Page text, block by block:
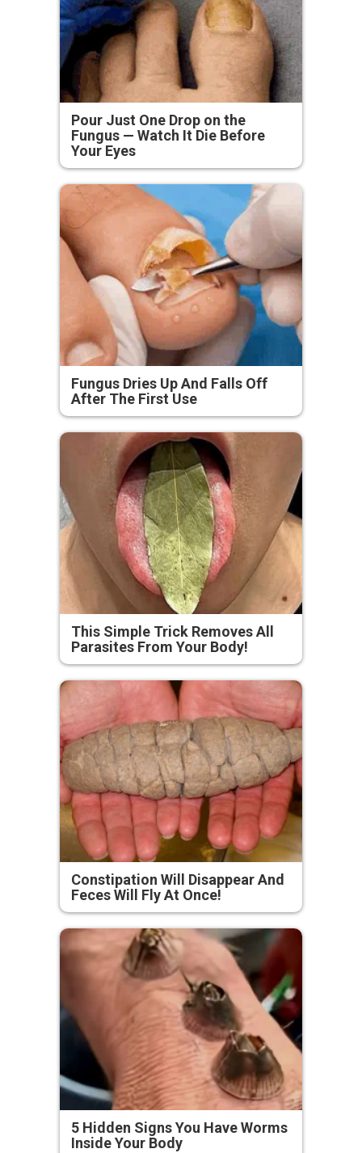
Pour Just One Drop on the
Fungus — Watch It Die Before
Your Eyes
Fungus Dries Up And Falls Off
After The First Use
This Simple Trick Removes All
Parasites From Your Body!
Constipation Will Disappear And
Feces Will Fly At Once!
5 Hidden Signs You Have Worms
Inside Your Body